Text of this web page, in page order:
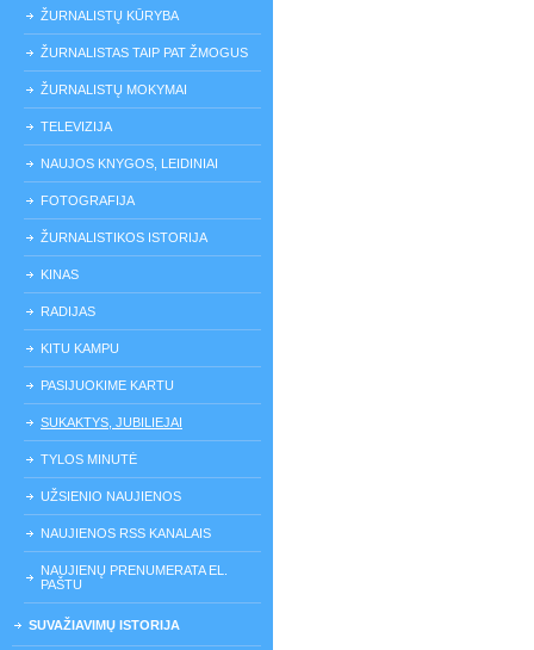
ŽURNALISTŲ KŪRYBA
ŽURNALISTAS TAIP PAT ŽMOGUS
ŽURNALISTŲ MOKYMAI
TELEVIZIJA
NAUJOS KNYGOS, LEIDINIAI
FOTOGRAFIJA
ŽURNALISTIKOS ISTORIJA
KINAS
RADIJAS
KITU KAMPU
PASIJUOKIME KARTU
SUKAKTYS, JUBILIEJAI
TYLOS MINUTĖ
UŽSIENIO NAUJIENOS
NAUJIENOS RSS KANALAIS
NAUJIENŲ PRENUMERATA EL.
PAŠTU
SUVAŽIAVIMŲ ISTORIJA